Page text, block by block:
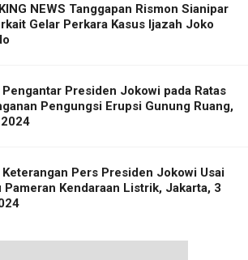
NEWS Tanggapan Rismon Sianipar
Gelar Perkara Kasus Ijazah Joko
Presiden Jokowi pada Ratas
Pengungsi Erupsi Gunung Ruang,
Pers Presiden Jokowi Usai
Pameran Kendaraan Listrik, Jakarta, 3